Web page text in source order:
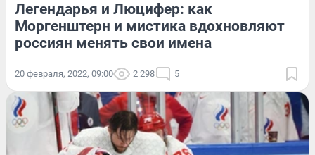
Легендарья и Люцифер: как
Моргенштерн и мистика вдохновляют
россиян менять свои имена
20 февраля, 2022, 09:00 2 298 5